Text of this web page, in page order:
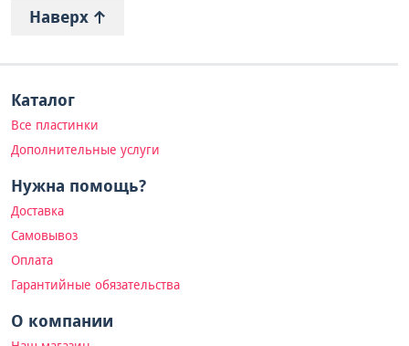
Наверх
Каталог
Все пластинки
Дополнительные услуги
Нужна помощь?
Доставка
Самовывоз
Оплата
Гарантийные обязательства
О компании